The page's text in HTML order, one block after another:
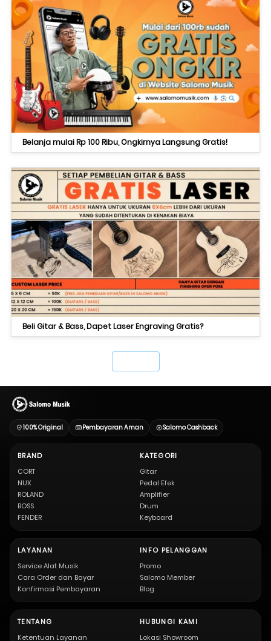
Belanja mulai Rp 100 Ribu, Ongkirnya Langsung Gratis!
Beli Gitar & Bass, Dapet Laser Engraving Gratis?
100% Original Pembayaran Aman Salomo Cashback
BRAND
CORT
NUX
ROLAND
BOSS
FENDER
KATEGORI
Gitar
Pedal Efek
Amplifier
Drum
Keyboard
LAYANAN
Service Alat Musik
Cara Order dan Bayar
Konfirmasi Pembayaran
INFO PELANGGAN
Promo
Salomo Member
Blog
TENTANG
Ketentuan Layanan
HUBUNGI KAMI
Lokasi Showroom